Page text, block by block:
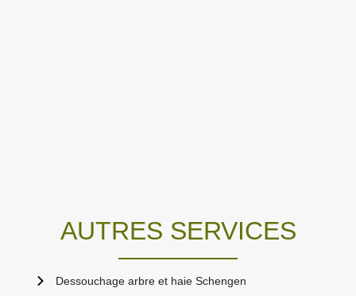
AUTRES SERVICES
Dessouchage arbre et haie Schengen